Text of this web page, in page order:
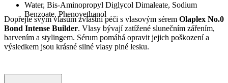
Water, Bis-Aminopropyl Diglycol Dimaleate, Sodium
Benzoate, Phenoyethanol
Dopřejte svým vlasům zvláštní péči s vlasovým sérem Olaplex No.0
Bond Intense Builder. Vlasy bývají zatížené slunečním zářením,
barvením a stylingem. Sérum pomáhá opravit jejich poškození a
výsledkem jsou krásné silné vlasy plné lesku.